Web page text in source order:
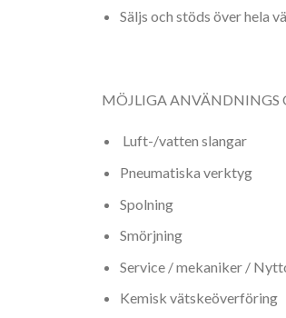
Säljs och stöds över hela
MÖJLIGA ANVÄNDNINGS
Luft-/vatten slangar
Pneumatiska verktyg
Spolning
Smörjning
Service / mekaniker /
Kemisk vätskeöverföring